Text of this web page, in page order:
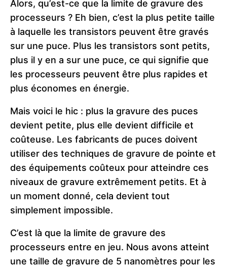
Alors, qu’est-ce que la limite de gravure des
processeurs ? Eh bien, c’est la plus petite taille
à laquelle les transistors peuvent être gravés
sur une puce. Plus les transistors sont petits,
plus il y en a sur une puce, ce qui signifie que
les processeurs peuvent être plus rapides et
plus économes en énergie.
Mais voici le hic : plus la gravure des puces
devient petite, plus elle devient difficile et
coûteuse. Les fabricants de puces doivent
utiliser des techniques de gravure de pointe et
des équipements coûteux pour atteindre ces
niveaux de gravure extrêmement petits. Et à
un moment donné, cela devient tout
simplement impossible.
C’est là que la limite de gravure des
processeurs entre en jeu. Nous avons atteint
une taille de gravure de 5 nanomètres pour les